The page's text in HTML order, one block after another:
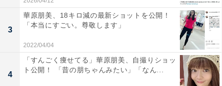
3
華原朋美、18キロ減の最新ショットを公開！
「本当にすごい。尊敬します」
2022/04/04
4
「すんごく痩せてる」華原朋美、自撮りショッ
ト公開！ 「昔の朋ちゃんみたい」「なん...